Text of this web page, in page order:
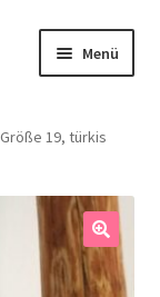
Menü
19, türkis
🔍